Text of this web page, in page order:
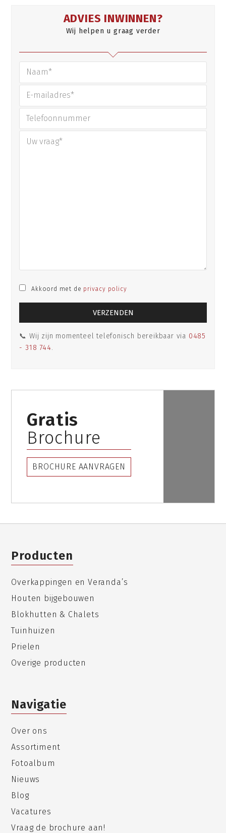
ADVIES INWINNEN?
Wij helpen u graag verder
Akkoord met de privacy policy
📞 Wij zijn momenteel telefonisch bereikbaar via 0485
- 318 744.
Gratis
Brochure
BROCHURE AANVRAGEN
Producten
Overkappingen en Veranda’s
Houten bijgebouwen
Blokhutten & Chalets
Tuinhuizen
Prielen
Overige producten
Navigatie
Over ons
Assortiment
Fotoalbum
Nieuws
Blog
Vacatures
Vraag de brochure aan!